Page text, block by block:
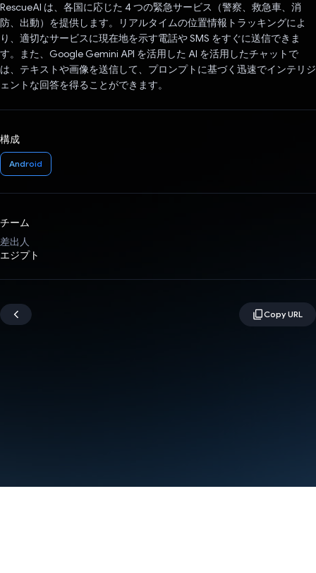
RescueAI は、各国に応じた 4 つの緊急サービス（警察、救急車、消
防、出動）を提供します。リアルタイムの位置情報トラッキングによ
り、適切なサービスに現在地を示す電話や SMS をすぐに送信できま
す。また、Google Gemini API を活用した AI を活用したチャットで
は、テキストや画像を送信して、プロンプトに基づく迅速でインテリジ
ェントな回答を得ることができます。
構成
Android
チーム
差出人
エジプト